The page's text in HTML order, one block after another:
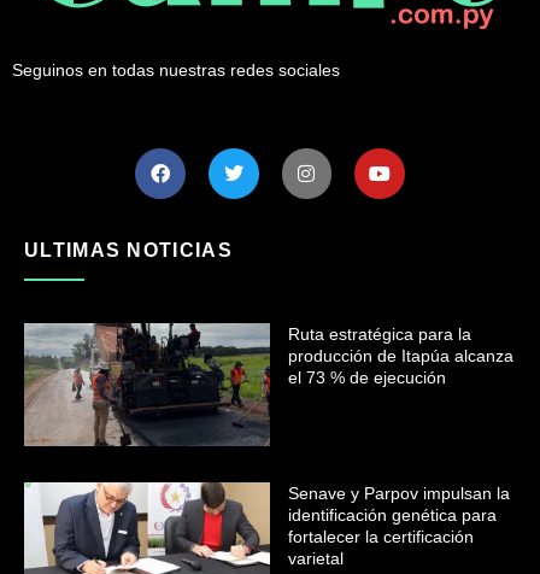
Seguinos en todas nuestras redes sociales
ULTIMAS NOTICIAS
Ruta estratégica para la
producción de Itapúa alcanza
el 73 % de ejecución
Senave y Parpov impulsan la
identificación genética para
fortalecer la certificación
varietal